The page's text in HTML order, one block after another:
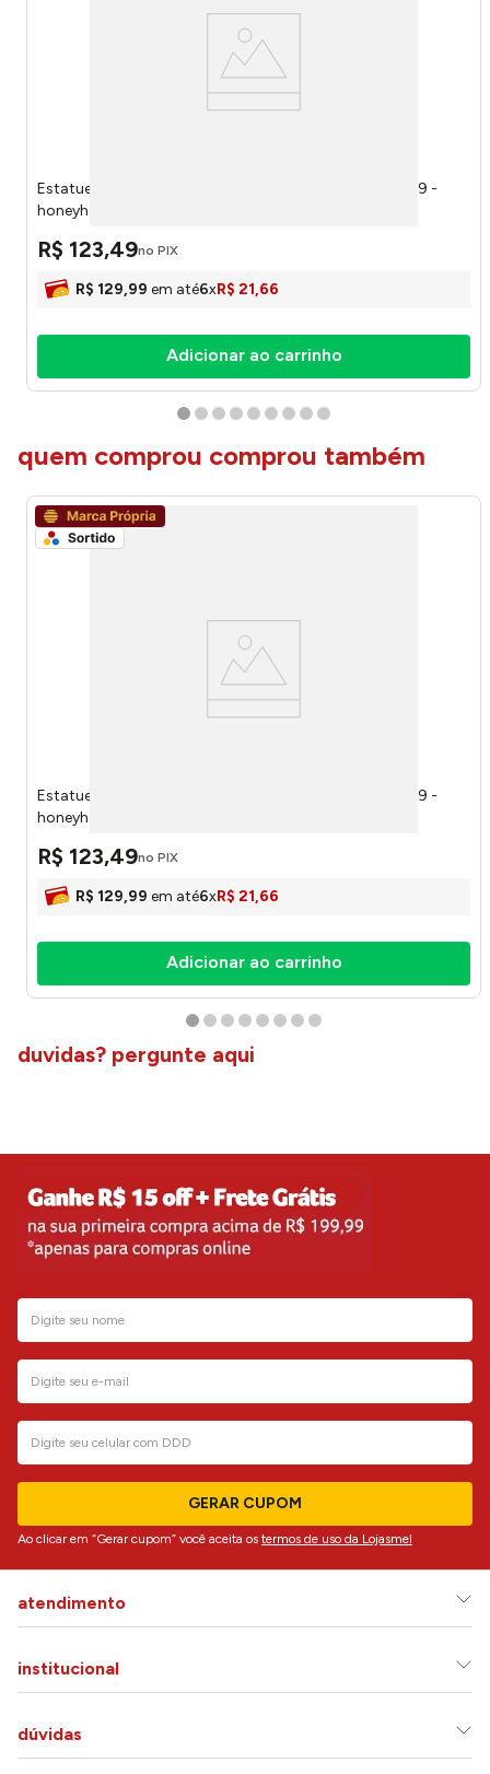
Estatueta Africana Sortida Resina 6,5x11x31cm LM3709 -
honeyhome
R$ 123,49no PIX
R$ 129,99 em até6xR$ 21,66
Adicionar ao carrinho
quem comprou comprou também
Estatueta Africana Sortida Resina 6,5x11x31cm LM3709 -
honeyhome
R$ 123,49no PIX
R$ 129,99 em até6xR$ 21,66
Adicionar ao carrinho
duvidas? pergunte aqui
GERAR CUPOM
Ao clicar em “Gerar cupom” você aceita os termos de uso da Lojasmel
atendimento
institucional
dúvidas